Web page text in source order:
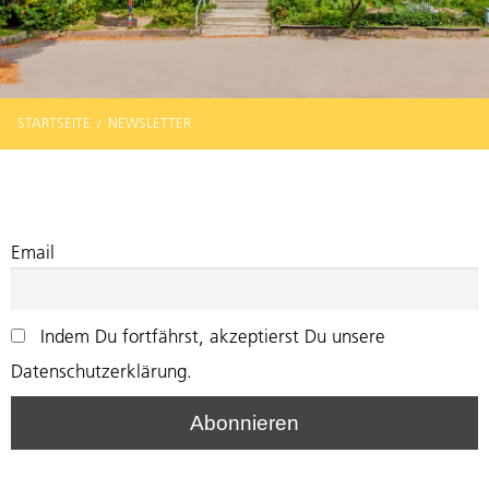
STARTSEITE NEWSLETTER
Email
Indem Du fortfährst, akzeptierst Du unsere
Datenschutzerklärung.